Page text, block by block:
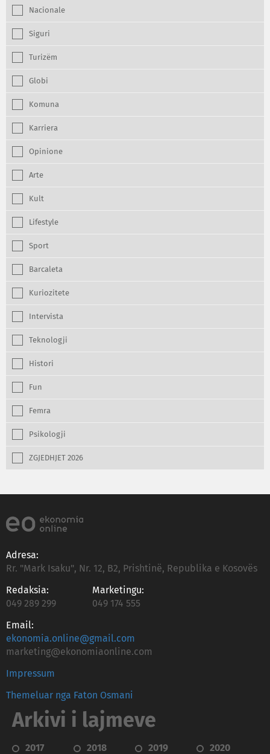
Nacionale
Siguri
Turizëm
Globi
Komuna
Karriera
Opinione
Arte
Kult
Lifestyle
Sport
Barcaleta
Kuriozitete
Intervista
Teknologji
Histori
Fun
Femra
Psikologji
ZGJEDHJET 2026
Adresa:
Rr. "Mark Isaku", Nr. 12, B2, Prishtinë, Republika e Kosovës
Redaksia:
049 289 299
Marketingu:
049 174 555
Email:
ekonomia.online@gmail.com
marketing@ekonomiaonline.com
Impressum
Themeluar nga Faton Osmani
Arkivi i lajmeve
2017 2018 2019 2020